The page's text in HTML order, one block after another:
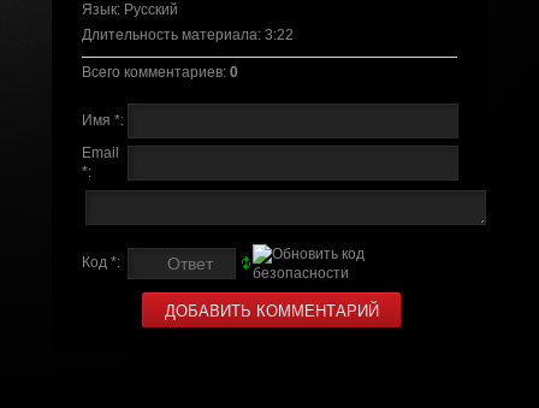
Язык: Русский
Длительность материала: 3:22
Всего комментариев: 0
Имя *:
Email
*:
Код *: